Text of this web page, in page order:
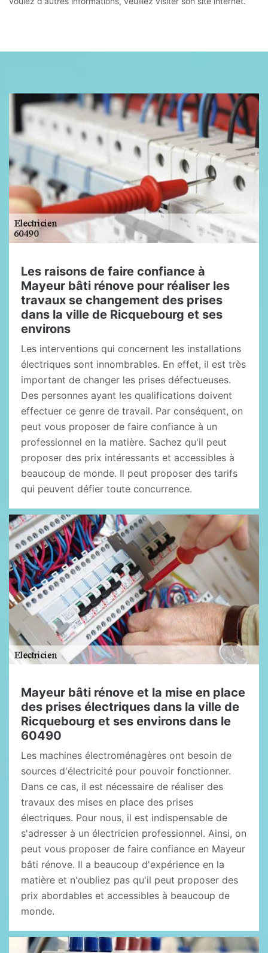
Les raisons de faire confiance à
Mayeur bâti rénove pour réaliser les
travaux se changement des prises
dans la ville de Ricquebourg et ses
environs
Les interventions qui concernent les installations
électriques sont innombrables. En effet, il est très
important de changer les prises défectueuses.
Des personnes ayant les qualifications doivent
effectuer ce genre de travail. Par conséquent, on
peut vous proposer de faire confiance à un
professionnel en la matière. Sachez qu'il peut
proposer des prix intéressants et accessibles à
beaucoup de monde. Il peut proposer des tarifs
qui peuvent défier toute concurrence.
Mayeur bâti rénove et la mise en place
des prises électriques dans la ville de
Ricquebourg et ses environs dans le
60490
Les machines électroménagères ont besoin de
sources d'électricité pour pouvoir fonctionner.
Dans ce cas, il est nécessaire de réaliser des
travaux des mises en place des prises
électriques. Pour nous, il est indispensable de
s'adresser à un électricien professionnel. Ainsi, on
peut vous proposer de faire confiance en Mayeur
bâti rénove. Il a beaucoup d'expérience en la
matière et n'oubliez pas qu'il peut proposer des
prix abordables et accessibles à beaucoup de
monde.